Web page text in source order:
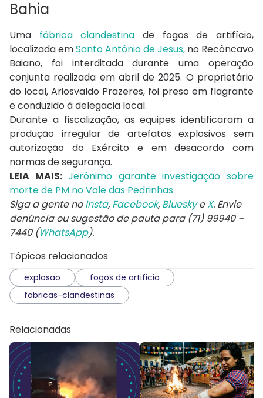
Bahia
Uma fábrica clandestina de fogos de artifício,
localizada emSanto Antônio de Jesus, no Recôncavo
Baiano, foi interditada durante uma operação
conjunta realizada em abril de 2025. O proprietário
do local, Ariosvaldo Prazeres, foi preso em flagrante
e conduzido à delegacia local.
Durante a fiscalização, as equipes identificaram a
produção irregular de artefatos explosivos sem
autorização do Exército e em desacordo com
normas de segurança.
LEIA MAIS:Jerônimo garante investigação sobre
morte de PM no Vale das Pedrinhas
Siga a gente noInsta, Facebook, BlueskyeX. Envie
denúncia ou sugestão de pauta para (71) 99940 –
7440 (WhatsApp).
Tópicos relacionados
explosao
fogos de artificio
fabricas-clandestinas
Relacionadas